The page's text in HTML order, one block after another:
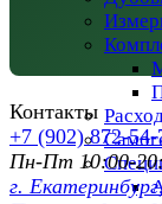
Контакты
+7 (902) 872-54-
Пн-Пт 10:00-
г.